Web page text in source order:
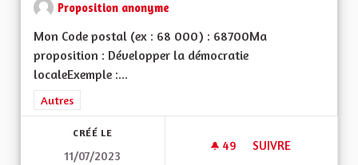
Proposition anonyme
Mon Code postal (ex : 68 000) : 68700Ma
proposition : Développer la démocratie
localeExemple :...
Filtrer les résultats de la catégorie : Autres
Autres
CRÉÉ LE
11/07/2023
49 49 ABONNÉS
SUIVRE